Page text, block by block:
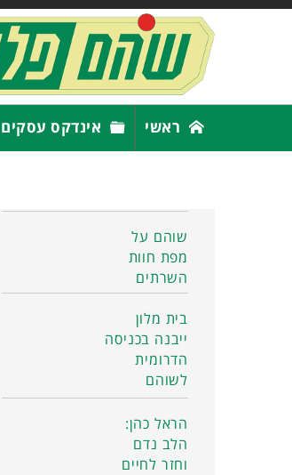
ראשי אינדקס עסקים
שוהם על
מפת חוות
השרתים
בית מלון
ייבנה בכניסה
הדרומית
לשוהם
הראל כהן:
הלב נדם
וחזר לחיים